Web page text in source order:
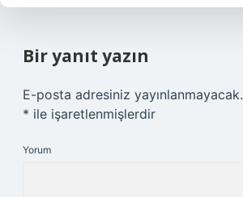
Bir yanıt yazın
E-posta adresiniz yayınlanmayacak.
* ile işaretlenmişlerdir
Yorum